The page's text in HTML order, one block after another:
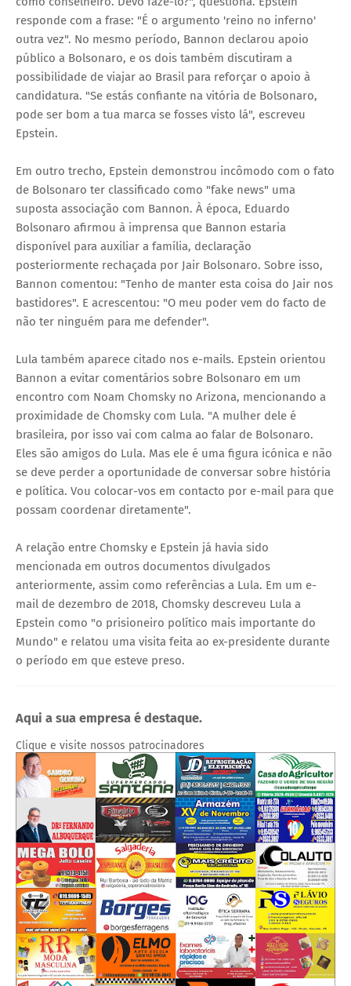
responde com a frase: "É o argumento 'reino no inferno'
outra vez". No mesmo período, Bannon declarou apoio
público a Bolsonaro, e os dois também discutiram a
possibilidade de viajar ao Brasil para reforçar o apoio à
candidatura. "Se estás confiante na vitória de Bolsonaro,
pode ser bom a tua marca se fosses visto lá", escreveu
Epstein.
Em outro trecho, Epstein demonstrou incômodo com o fato
de Bolsonaro ter classificado como "fake news" uma
suposta associação com Bannon. À época, Eduardo
Bolsonaro afirmou à imprensa que Bannon estaria
disponível para auxiliar a família, declaração
posteriormente rechaçada por Jair Bolsonaro. Sobre isso,
Bannon comentou: "Tenho de manter esta coisa do Jair nos
bastidores". E acrescentou: "O meu poder vem do facto de
não ter ninguém para me defender".
Lula também aparece citado nos e-mails. Epstein orientou
Bannon a evitar comentários sobre Bolsonaro em um
encontro com Noam Chomsky no Arizona, mencionando a
proximidade de Chomsky com Lula. "A mulher dele é
brasileira, por isso vai com calma ao falar de Bolsonaro.
Eles são amigos do Lula. Mas ele é uma figura icónica e não
se deve perder a oportunidade de conversar sobre história
e política. Vou colocar-vos em contacto por e-mail para que
possam coordenar diretamente".
A relação entre Chomsky e Epstein já havia sido
mencionada em outros documentos divulgados
anteriormente, assim como referências a Lula. Em um e-
mail de dezembro de 2018, Chomsky descreveu Lula a
Epstein como "o prisioneiro político mais importante do
Mundo" e relatou uma visita feita ao ex-presidente durante
o período em que esteve preso.
Aqui a sua empresa é destaque.
Clique e visite nossos patrocinadores